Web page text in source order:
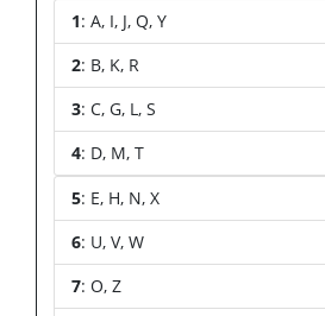
1: A, I, J, Q, Y
2: B, K, R
3: C, G, L, S
4: D, M, T
5: E, H, N, X
6: U, V, W
7: O, Z